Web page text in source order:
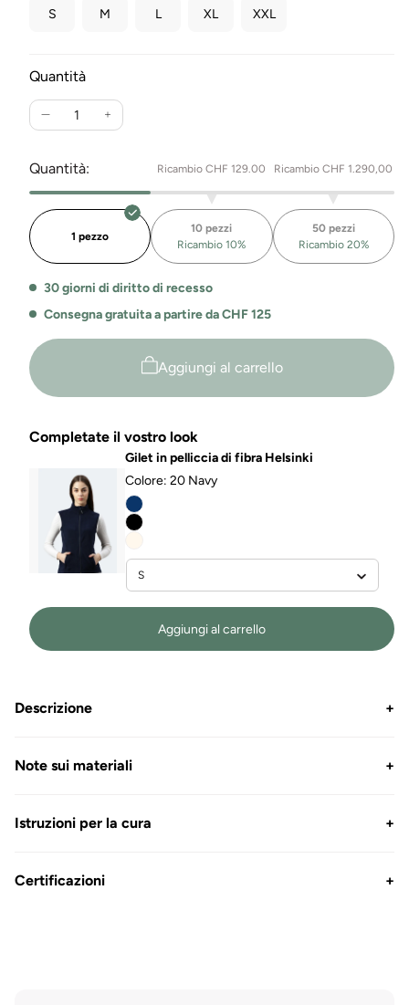
S M L XL XXL
Quantità
Ridurre
quantità
per
Giacca
Softshell
Stretch
Riffelalp
Aumenta
quantità
Giacca
Softshell
Stretch
Riffelalp
Quantità: Ricambio CHF 129.00 Ricambio CHF 1.290,00
1 pezzo
10 pezzi
Ricambio 10%
50 pezzi
Ricambio 20%
30 giorni di diritto di recesso
Consegna gratuita a partire da CHF 125
Aggiungi al carrello
Completate il vostro look
Gilet in pelliccia di fibra Helsinki
Colore: 20 Navy
Aggiungi al carrello
Descrizione +
Note sui materiali +
Istruzioni per la cura +
Certificazioni +